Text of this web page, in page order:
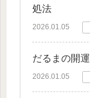
処法
2026.01.05
だるまの開
2026.01.05